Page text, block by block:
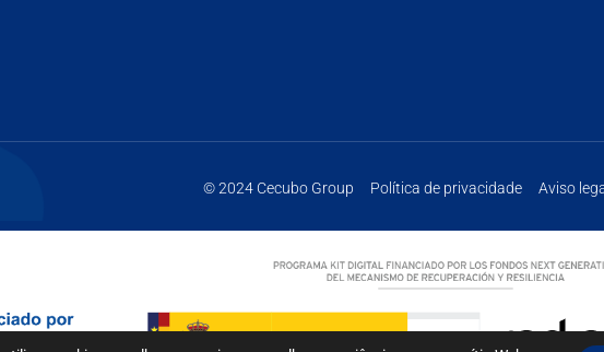
© 2024 Cecubo Group Política de privacidade Aviso